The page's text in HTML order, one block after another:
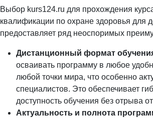
Выбор kurs124.ru для прохождения
квалификации по охране здоровья для
предоставляет ряд неоспоримых
Дистанционный формат
осваивать программу в любое
любой точки мира, что особенно
специалистов. Это обеспечивает
доступность обучения без отрыва
Актуальность и полнота